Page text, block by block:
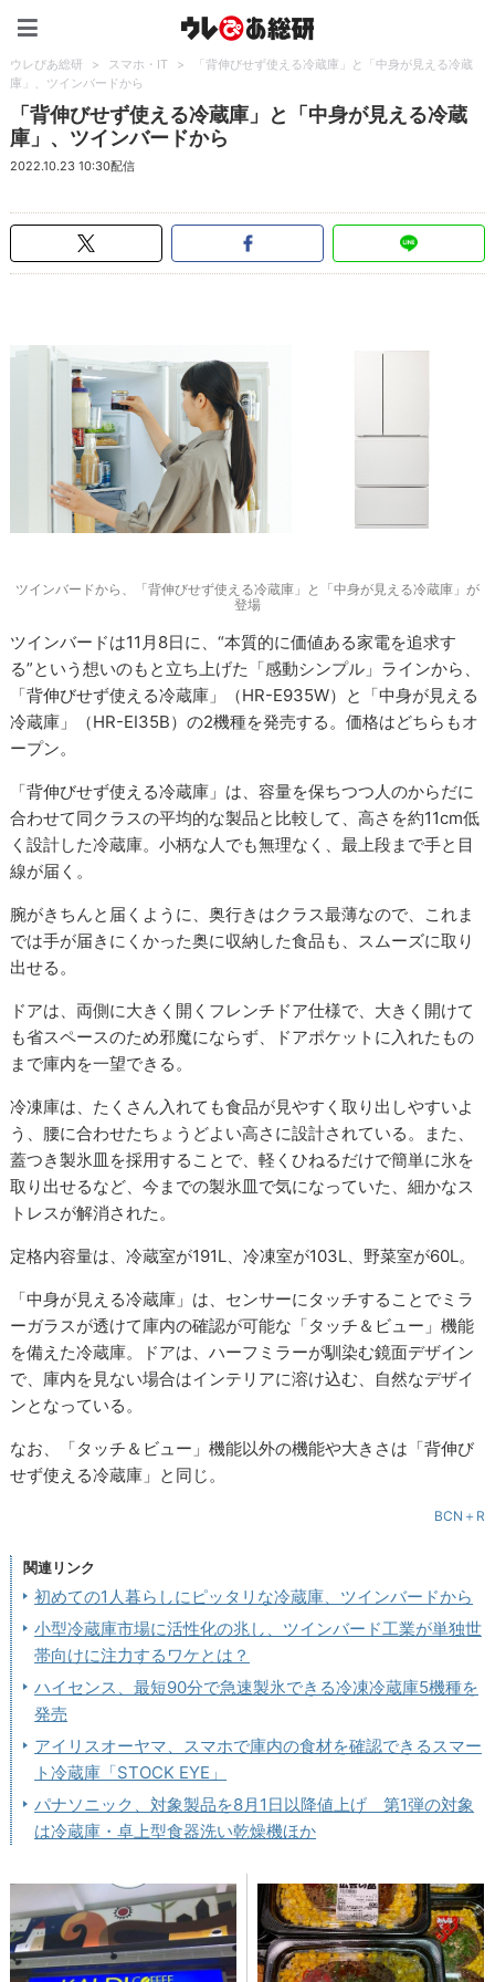
ウレぴあ総研 > スマホ・IT >
「背伸びせず使える冷蔵庫」と「中身が見える冷蔵
庫」、ツインバードから
「背伸びせず使える冷蔵庫」と「中身が見える冷蔵
庫」、ツインバードから
2022.10.23 10:30配信
ツインバードから、「背伸びせず使える冷蔵庫」と「中身が見える冷蔵庫」が
登場
ツインバードは11月8日に、“本質的に価値ある家電を追求す
る”という想いのもと立ち上げた「感動シンプル」ラインから、
「背伸びせず使える冷蔵庫」（HR-E935W）と「中身が見える
冷蔵庫」（HR-EI35B）の2機種を発売する。価格はどちらもオ
ープン。
「背伸びせず使える冷蔵庫」は、容量を保ちつつ人のからだに
合わせて同クラスの平均的な製品と比較して、高さを約11cm低
く設計した冷蔵庫。小柄な人でも無理なく、最上段まで手と目
線が届く。
腕がきちんと届くように、奥行きはクラス最薄なので、これま
では手が届きにくかった奥に収納した食品も、スムーズに取り
出せる。
ドアは、両側に大きく開くフレンチドア仕様で、大きく開けて
も省スペースのため邪魔にならず、ドアポケットに入れたもの
まで庫内を一望できる。
冷凍庫は、たくさん入れても食品が見やすく取り出しやすいよ
う、腰に合わせたちょうどよい高さに設計されている。また、
蓋つき製氷皿を採用することで、軽くひねるだけで簡単に氷を
取り出せるなど、今までの製氷皿で気になっていた、細かなス
トレスが解消された。
定格内容量は、冷蔵室が191L、冷凍室が103L、野菜室が60L。
「中身が見える冷蔵庫」は、センサーにタッチすることでミラ
ーガラスが透けて庫内の確認が可能な「タッチ＆ビュー」機能
を備えた冷蔵庫。ドアは、ハーフミラーが馴染む鏡面デザイン
で、庫内を見ない場合はインテリアに溶け込む、自然なデザイ
ンとなっている。
なお、「タッチ＆ビュー」機能以外の機能や大きさは「背伸び
せず使える冷蔵庫」と同じ。
BCN＋R
関連リンク
初めての1人暮らしにピッタリな冷蔵庫、ツインバードから
小型冷蔵庫市場に活性化の兆し、ツインバード工業が単独世
帯向けに注力するワケとは？
ハイセンス、最短90分で急速製氷できる冷凍冷蔵庫5機種を
発売
アイリスオーヤマ、スマホで庫内の食材を確認できるスマー
ト冷蔵庫「STOCK EYE」
パナソニック、対象製品を8月1日以降値上げ 第1弾の対象
は冷蔵庫・卓上型食器洗い乾燥機ほか